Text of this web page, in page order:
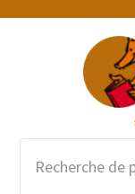
Passer
Passer
Passer